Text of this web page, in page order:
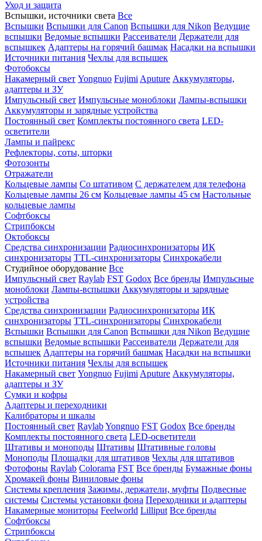
Уход и защита
Вспышки, источники света Все
Вспышки Вспышки для Canon Вспышки для Nikon Ведущие
вспышки Ведомые вспышки Рассеиватели Держатели для
вспышкек Адаптеры на горячий башмак Насадки на вспышки
Источники питания Чехлы для вспышек
Фотобоксы
Накамерный свет Yongnuo Fujimi Aputure Аккумуляторы,
адаптеры и ЗУ
Импульсный свет Импульсные моноблоки Лампы-вспышки
Аккумуляторы и зарядные устройства
Постоянный свет Комплекты постоянного света LED-
осветители
Лампы и пайрекс
Рефлекторы, соты, шторки
Фотозонты
Отражатели
Кольцевые лампы Со штативом С держателем для телефона
Кольцевые лампы 26 см Кольцевые лампы 45 см Настольные
кольцевые лампы
Софтбоксы
Стрипбоксы
Октобоксы
Средства синхронизации Радиосинхронизаторы ИК
синхронизаторы TTL-синхронизаторы Синхрокабели
Студийное оборудование Все
Импульсный свет Raylab FST Godox Все бренды Импульсные
моноблоки Лампы-вспышки Аккумуляторы и зарядные
устройства
Средства синхронизации Радиосинхронизаторы ИК
синхронизаторы TTL-синхронизаторы Синхрокабели
Вспышки Вспышки для Canon Вспышки для Nikon Ведущие
вспышки Ведомые вспышки Рассеиватели Держатели для
вспышек Адаптеры на горячий башмак Насадки на вспышки
Источники питания Чехлы для вспышек
Накамерный свет Yongnuo Fujimi Aputure Аккумуляторы,
адаптеры и ЗУ
Сумки и кофры
Адаптеры и переходники
Калибраторы и шкалы
Постоянный свет RaylabYongnuo FST Godox Все бренды
Комплекты постоянного света LED-осветители
Штативы и моноподы Штативы Штативные головы
Моноподы Площадки для штативов Чехлы для штативов
Фотофоны Raylab Colorama FST Все бренды Бумажные фоны
Хромакей фоны Виниловые фоны
Системы крепления Зажимы, держатели, муфты Подвесные
системы Системы установки фона Переходники и адаптеры
Накамерные мониторы Feelworld Lilliput Все бренды
Софтбоксы
Стрипбоксы